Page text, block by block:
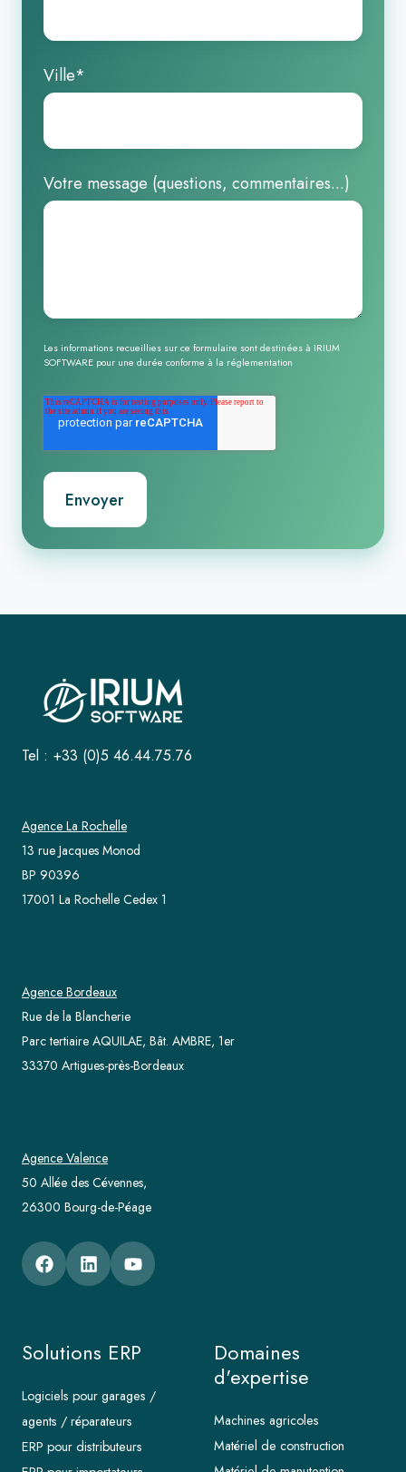
Ville*
Votre message (questions, commentaires...)
Les informations recueillies sur ce formulaire sont destinées à IRIUM
SOFTWARE pour une durée conforme à la réglementation
Tel : +33 (0)5 46.44.75.76
Agence La Rochelle
13 rue Jacques Monod
BP 90396
17001 La Rochelle Cedex 1
Agence Bordeaux
Rue de la Blancherie
Parc tertiaire AQUILAE, Bât. AMBRE, 1er
33370 Artigues-près-Bordeaux
Agence Valence
50 Allée des Cévennes,
26300 Bourg-de-Péage
Solutions ERP
Logiciels pour garages /
agents / réparateurs
ERP pour distributeurs
Domaines
d'expertise
Machines agricoles
Matériel de construction